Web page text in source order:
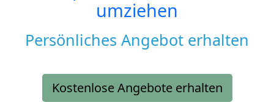
umziehen
Persönliches Angebot erhalten
Kostenlose Angebote erhalten